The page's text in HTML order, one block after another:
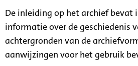
De inleiding op het archief bevat
informatie over de geschiedenis
achtergronden van de
aanwijzingen voor het gebruik